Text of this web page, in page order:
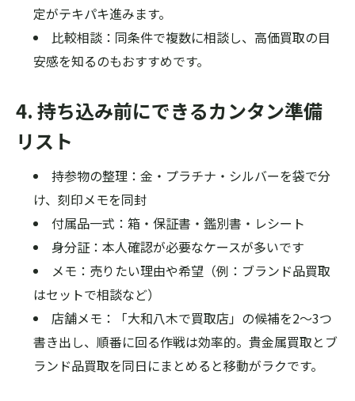
定がテキパキ進みます。
比較相談：同条件で複数に相談し、高価買取の目
安感を知るのもおすすめです。
4. 持ち込み前にできるカンタン準備
リスト
持参物の整理：金・プラチナ・シルバーを袋で分
け、刻印メモを同封
付属品一式：箱・保証書・鑑別書・レシート
身分証：本人確認が必要なケースが多いです
メモ：売りたい理由や希望（例：ブランド品買取
はセットで相談など）
店舗メモ：「大和八木で買取店」の候補を2〜3つ
書き出し、順番に回る作戦は効率的。貴金属買取とブ
ランド品買取を同日にまとめると移動がラクです。